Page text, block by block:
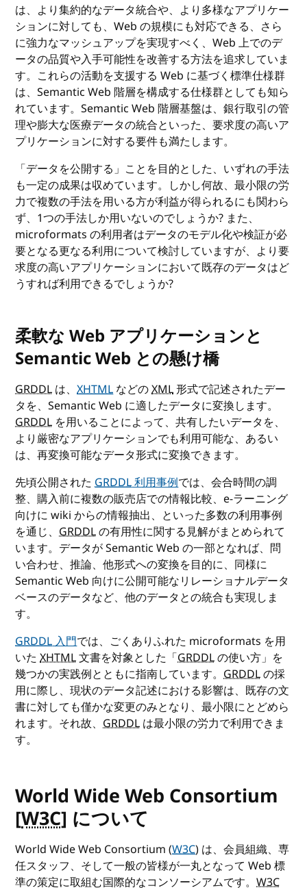
は、より集約的なデータ統合や、より多様なアプリケー
ションに対しても、Web の規模にも対応できる、さら
に強力なマッシュアップを実現すべく、Web 上でのデ
ータの品質や入手可能性を改善する方法を追求していま
す。これらの活動を支援する Web に基づく標準仕様群
は、Semantic Web 階層を構成する仕様群としても知ら
れています。Semantic Web 階層基盤は、銀行取引の管
理や膨大な医療データの統合といった、要求度の高いア
プリケーションに対する要件も満たします。
「データを公開する」ことを目的とした、いずれの手法
も一定の成果は収めています。しかし何故、最小限の労
力で複数の手法を用いる方が利益が得られるにも関わら
ず、1つの手法しか用いないのでしょうか? また、
microformats の利用者はデータのモデル化や検証が必
要となる更なる利用について検討していますが、より要
求度の高いアプリケーションにおいて既存のデータはど
うすれば利用できるでしょうか?
柔軟な Web アプリケーションと
Semantic Web との懸け橋
GRDDL は、XHTMLなどのXML形式で記述されたデー
タを、Semantic Web に適したデータに変換します。
GRDDL を用いることによって、共有したいデータを、
より厳密なアプリケーションでも利用可能な、あるい
は、再変換可能なデータ形式に変換できます。
先頃公開されたGRDDL利用事例では、会合時間の調
整、購入前に複数の販売店での情報比較、e-ラーニング
向けに wiki からの情報抽出、といった多数の利用事例
を通じ、GRDDLの有用性に関する見解がまとめられて
います。データが Semantic Web の一部となれば、問
い合わせ、推論、他形式への変換を目的に、同様に
Semantic Web 向けに公開可能なリレーショナルデータ
ベースのデータなど、他のデータとの統合も実現しま
す。
GRDDL入門では、ごくありふれた microformats を用
いたXHTML文書を対象とした「GRDDLの使い方」を
幾つかの実践例とともに指南しています。GRDDLの採
用に際し、現状のデータ記述における影響は、既存の文
書に対しても僅かな変更のみとなり、最小限にとどめら
れます。それ故、GRDDL は最小限の労力で利用できま
す。
World Wide Web Consortium
[W3C] について
World Wide Web Consortium (W3C) は、会員組織、専
任スタッフ、そして一般の皆様が一丸となって Web 標
準の策定に取組む国際的なコンソーシアムです。W3C